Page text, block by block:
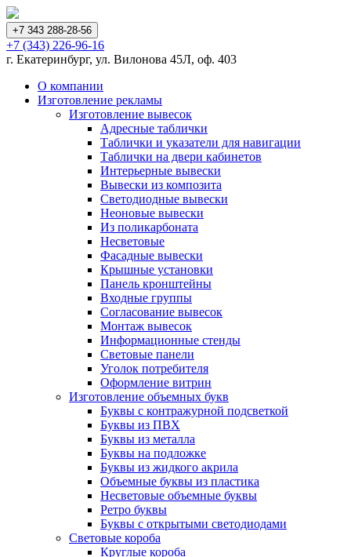
+7 343 288-28-56
+7 (343) 226-96-16
г. Екатеринбург, ул. Вилонова 45Л, оф. 403
О компании
Изготовление рекламы
Изготовление вывесок
Адресные таблички
Таблички и указатели для навигации
Таблички на двери кабинетов
Интерьерные вывески
Вывески из композита
Светодиодные вывески
Неоновые вывески
Из поликарбоната
Несветовые
Фасадные вывески
Крышные установки
Панель кронштейны
Входные группы
Согласование вывесок
Монтаж вывесок
Информационные стенды
Световые панели
Уголок потребителя
Оформление витрин
Изготовление объемных букв
Буквы с контражурной подсветкой
Буквы из ПВХ
Буквы из металла
Буквы на подложке
Буквы из жидкого акрила
Объемные буквы из пластика
Несветовые объемные буквы
Ретро буквы
Буквы с открытыми светодиодами
Световые короба
Круглые короба